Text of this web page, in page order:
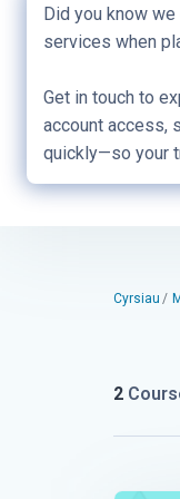
Did you know
services when
Get in touch to
account access,
quickly—so your
Cyrsiau
2